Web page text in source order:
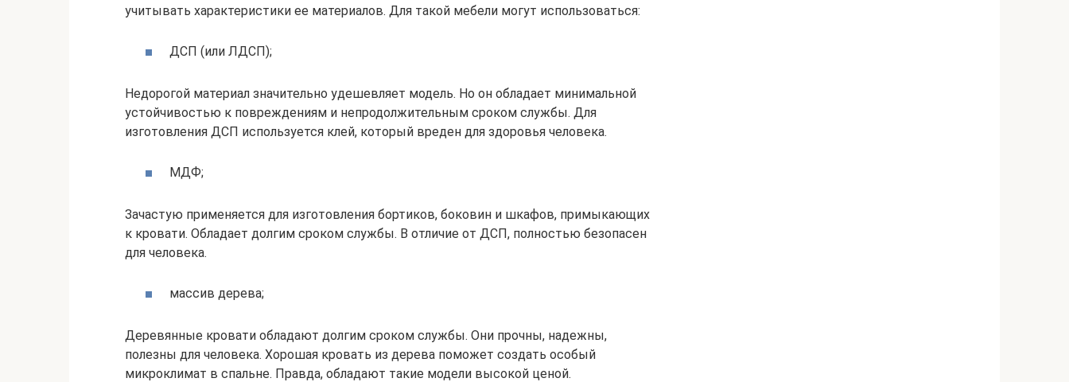
учитывать характеристики ее материалов. Для такой мебели могут использоваться:
ДСП (или ЛДСП);
Недорогой материал значительно удешевляет модель. Но он обладает минимальной
устойчивостью к повреждениям и непродолжительным сроком службы. Для
изготовления ДСП используется клей, который вреден для здоровья человека.
МДФ;
Зачастую применяется для изготовления бортиков, боковин и шкафов, примыкающих
к кровати. Обладает долгим сроком службы. В отличие от ДСП, полностью безопасен
для человека.
массив дерева;
Деревянные кровати обладают долгим сроком службы. Они прочны, надежны,
полезны для человека. Хорошая кровать из дерева поможет создать особый
микроклимат в спальне. Правда, обладают такие модели высокой ценой.